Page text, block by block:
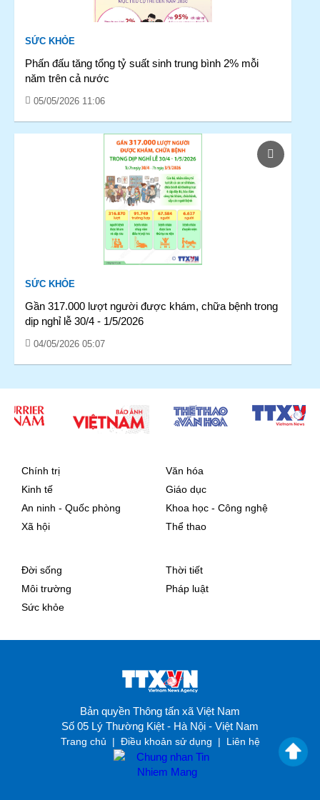
SỨC KHỎE
Phấn đấu tăng tổng tỷ suất sinh trung bình 2% mỗi
năm trên cả nước
05/05/2026 11:06
SỨC KHỎE
Gần 317.000 lượt người được khám, chữa bệnh trong
dịp nghỉ lễ 30/4 - 1/5/2026
04/05/2026 05:07
Chính trị
Kinh tế
An ninh - Quốc phòng
Xã hội
Văn hóa
Giáo dục
Khoa học - Công nghệ
Thể thao
Đời sống
Môi trường
Sức khỏe
Thời tiết
Pháp luật
Bản quyền Thông tấn xã Việt Nam
Số 05 Lý Thường Kiệt - Hà Nội - Việt Nam
Trang chủ | Điều khoản sử dụng | Liên hệ